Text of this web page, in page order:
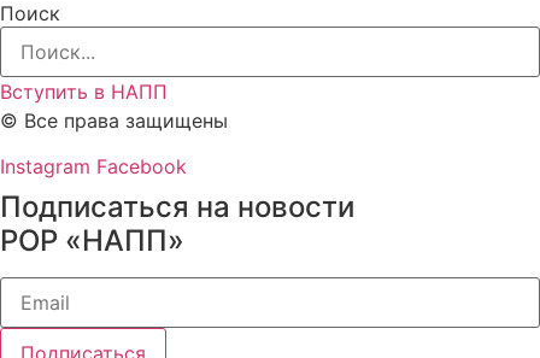
Поиск
Вступить в НАПП
© Все права защищены
Instagram Facebook
Подписаться на новости
РОР «НАПП»